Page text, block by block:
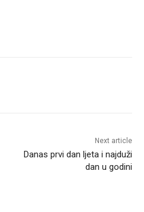
Next article
Danas prvi dan ljeta i najduži
dan u godini